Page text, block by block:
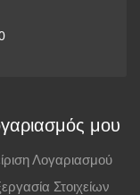
μου
Λογαριασμού
Στοιχείων